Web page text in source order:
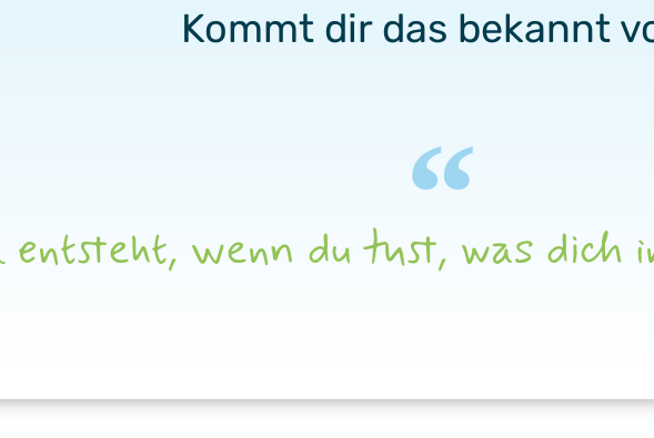
Kommt dir das bekannt
entsteht, wenn du tust, was dich